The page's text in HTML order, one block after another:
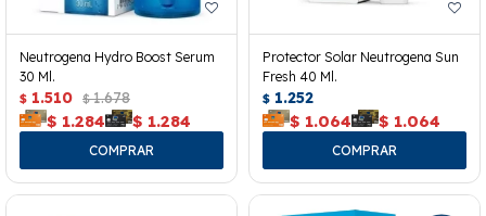
Neutrogena Hydro Boost Serum
30 Ml.
$ 1.510 $ 1.678
$ 1.284 $ 1.284
Protector Solar Neutrogena Sun
Fresh 40 Ml.
$ 1.252
$ 1.064 $ 1.064